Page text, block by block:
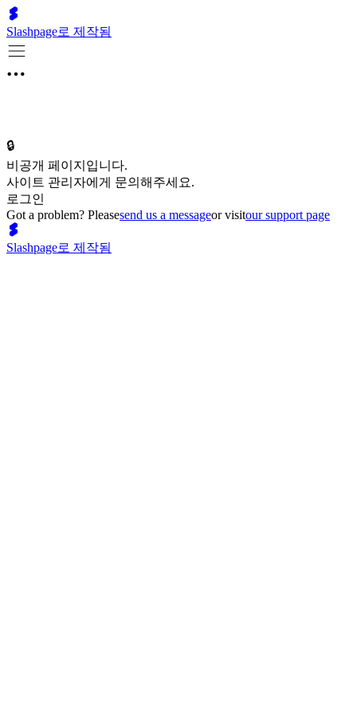
Slashpage로 제작됨
🔒
비공개 페이지입니다.
사이트 관리자에게 문의해주세요.
로그인
Got a problem? Pleasesend us a messageor visitour support page
Slashpage로 제작됨